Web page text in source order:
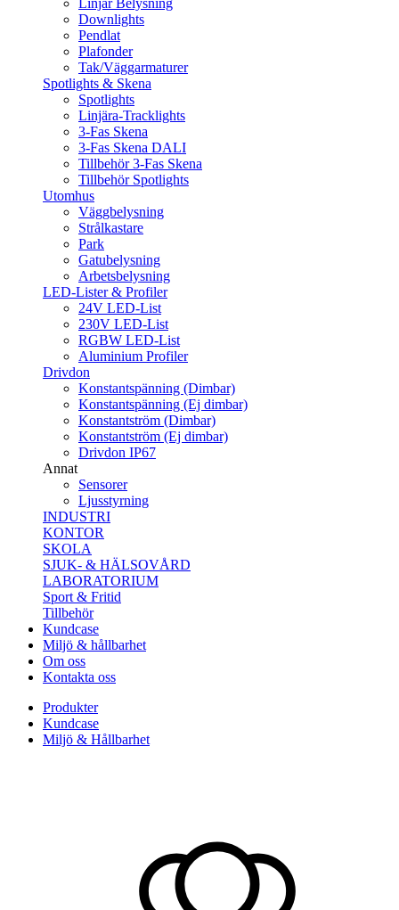
Linjär Belysning
Downlights
Pendlat
Plafonder
Tak/Väggarmaturer
Spotlights & Skena
Spotlights
Linjära-Tracklights
3-Fas Skena
3-Fas Skena DALI
Tillbehör 3-Fas Skena
Tillbehör Spotlights
Utomhus
Väggbelysning
Strålkastare
Park
Gatubelysning
Arbetsbelysning
LED-Lister & Profiler
24V LED-List
230V LED-List
RGBW LED-List
Aluminium Profiler
Drivdon
Konstantspänning (Dimbar)
Konstantspänning (Ej dimbar)
Konstantström (Dimbar)
Konstantström (Ej dimbar)
Drivdon IP67
Annat
Sensorer
Ljusstyrning
INDUSTRI
KONTOR
SKOLA
SJUK- & HÄLSOVÅRD
LABORATORIUM
Sport & Fritid
Tillbehör
Kundcase
Miljö & hållbarhet
Om oss
Kontakta oss
Produkter
Kundcase
Miljö & Hållbarhet